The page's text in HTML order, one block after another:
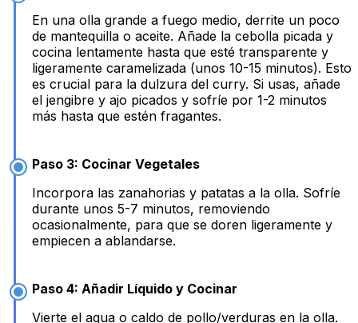
En una olla grande a fuego medio, derrite un poco
de mantequilla o aceite. Añade la cebolla picada y
cocina lentamente hasta que esté transparente y
ligeramente caramelizada (unos 10-15 minutos). Esto
es crucial para la dulzura del curry. Si usas, añade
el jengibre y ajo picados y sofríe por 1-2 minutos
más hasta que estén fragantes.
Paso 3: Cocinar Vegetales
Incorpora las zanahorias y patatas a la olla. Sofríe
durante unos 5-7 minutos, removiendo
ocasionalmente, para que se doren ligeramente y
empiecen a ablandarse.
Paso 4: Añadir Líquido y Cocinar
Vierte el agua o caldo de pollo/verduras en la olla.